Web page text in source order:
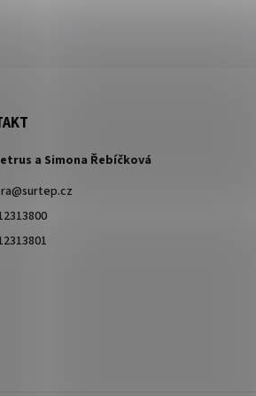
a Simona Řebíčková
@surtep.cz